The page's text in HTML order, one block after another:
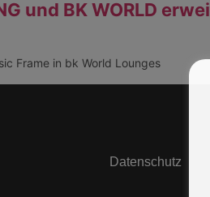
und BK WORLD
Frame in bk World Lounges
Datenschutz